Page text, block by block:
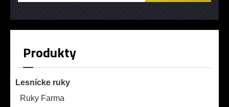
Produkty
Lesnícke ruky
Ruky Farma